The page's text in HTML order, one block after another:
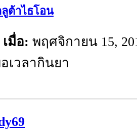
ต้าไธโอน
มื่อ: พฤศจิกายน 15,
เวลากินยา